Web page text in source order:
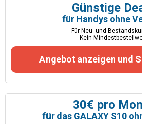
Günstige
für Handys ohne
Für Neu- und
Kein
Angebot anzeigen und
30€ pro
für das GALAXY S10